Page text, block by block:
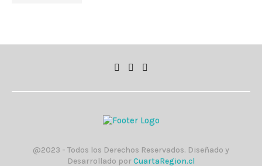
@2023 - Todos los Derechos Reservados. Diseñado y
Desarrollado porCuartaRegion.cl